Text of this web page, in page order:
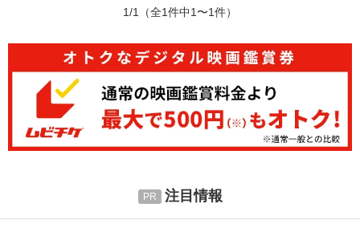
1/1 （全1件中1〜1件）
注目情報